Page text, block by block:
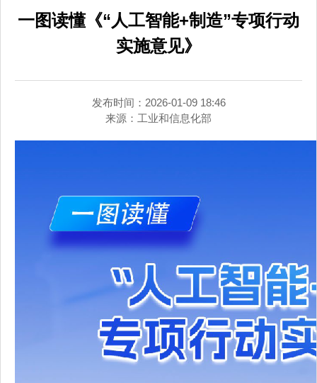
一图读懂《“人工智能+制造”专项行动
实施意见》
发布时间：2026-01-09 18:46
来源： 工业和信息化部